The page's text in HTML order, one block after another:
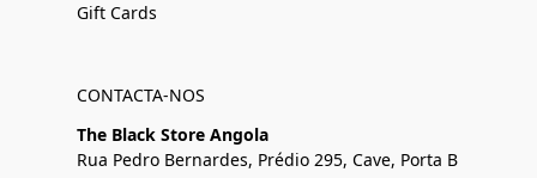
Gift Cards
CONTACTA-NOS
The Black Store Angola
Rua Pedro Bernardes, Prédio 295, Cave, Porta B